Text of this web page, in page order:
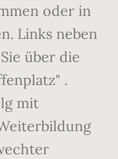
oder in
Links neben
über die
.
mit